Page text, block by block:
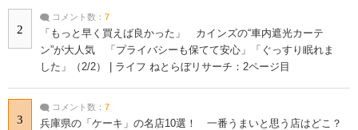
2
コメント数： 7
「もっと早く買えば良かった」 カインズの“車内遮光カーテ
ン”が大人気 「プライバシーも保てて安心」「ぐっすり眠れま
した」（2/2） | ライフ ねとらぼリサーチ：2ページ目
3
コメント数： 7
兵庫県の「ケーキ」の名店10選！ 一番うまいと思う店はどこ？